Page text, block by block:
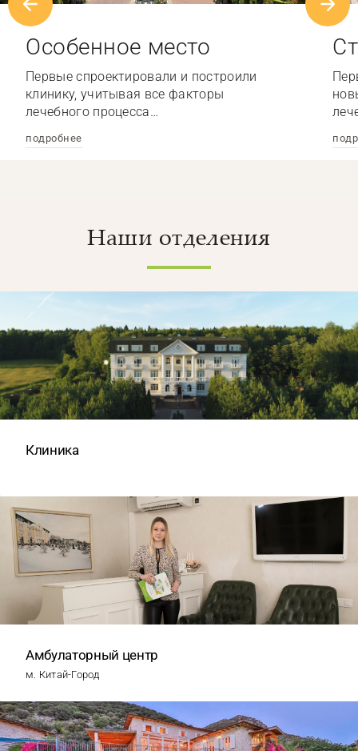
Особенное место
Первые спроектировали и построили
клинику, учитывая все факторы
лечебного процесса…
подробнее
Наши отделения
Клиника
Амбулаторный центр
м. Китай-Город